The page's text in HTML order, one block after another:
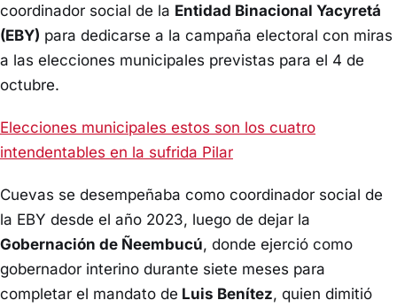
coordinador social de la Entidad Binacional Yacyretá
(EBY) para dedicarse a la campaña electoral con miras
a las elecciones municipales previstas para el 4 de
octubre.
Elecciones municipales estos son los cuatro
intendentables en la sufrida Pilar
Cuevas se desempeñaba como coordinador social de
la EBY desde el año 2023, luego de dejar la
Gobernación de Ñeembucú, donde ejerció como
gobernador interino durante siete meses para
completar el mandato de Luis Benítez, quien dimitió